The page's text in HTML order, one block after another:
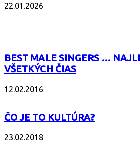
22.01.2026
BEST MALE SINGERS …
VŠETKÝCH ČIAS
12.02.2016
ČO JE TO KULTÚRA?
23.02.2018